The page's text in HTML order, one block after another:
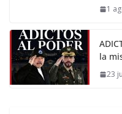
1
la
23